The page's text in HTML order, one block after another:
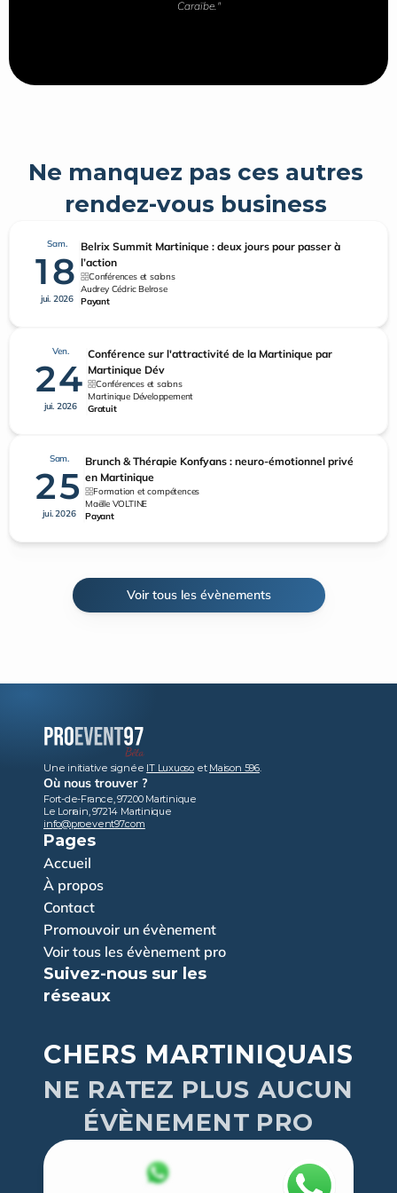
Caraïbe."
Ne manquez pas ces autres
rendez-vous business
Voir tous les évènements
Sam.
18
jui. 2026
Belrix Summit Martinique : deux jours pour passer à
l’action
Conférences et salons
Audrey Cédric Belrose
Payant
Ven.
24
jui. 2026
Conférence sur l'attractivité de la Martinique par
Martinique Dév
Conférences et salons
Martinique Développement
Gratuit
Sam.
25
jui. 2026
Brunch & Thérapie Konfyans : neuro-émotionnel privé
en Martinique
Formation et compétences
Maëlle VOLTINE
Payant
Une initiative signée IT Luxuoso et Maison 596.
Où nous trouver ?
Fort-de-France, 97200 Martinique
Le Lorrain, 97214 Martinique
info@proevent97.com
Pages
Accueil
À propos
Contact
Promouvoir un évènement
Voir tous les évènement pro
Suivez-nous sur les
réseaux
CHERS MARTINIQUAIS
NE RATEZ PLUS AUCUN
ÉVÈNEMENT PRO